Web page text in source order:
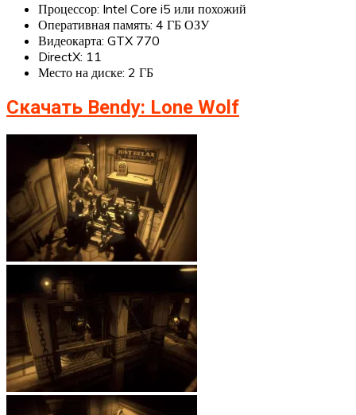
Процессор: Intel Core i5 или похожий
Оперативная память: 4 ГБ ОЗУ
Видеокарта: GTX 770
DirectX: 11
Место на диске: 2 ГБ
Скачать Bendy: Lone Wolf